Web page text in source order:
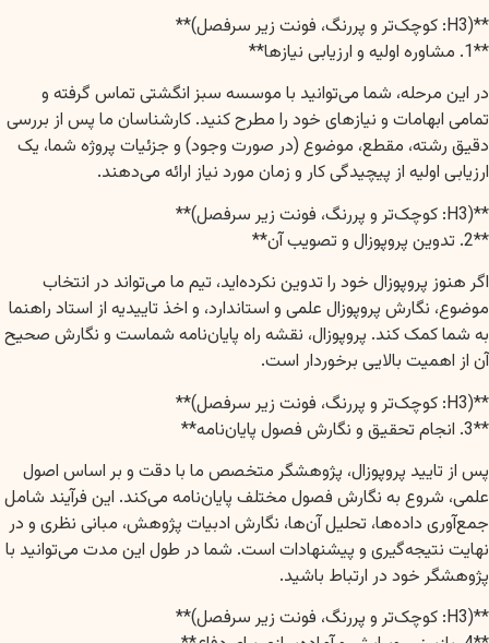
**(H3: کوچک‌تر و پررنگ، فونت زیر سرفصل)**
**1. مشاوره اولیه و ارزیابی نیازها**
در این مرحله، شما می‌توانید با موسسه سبز انگشتی تماس گرفته و
تمامی ابهامات و نیازهای خود را مطرح کنید. کارشناسان ما پس از بررسی
دقیق رشته، مقطع، موضوع (در صورت وجود) و جزئیات پروژه شما، یک
ارزیابی اولیه از پیچیدگی کار و زمان مورد نیاز ارائه می‌دهند.
**(H3: کوچک‌تر و پررنگ، فونت زیر سرفصل)**
**2. تدوین پروپوزال و تصویب آن**
اگر هنوز پروپوزال خود را تدوین نکرده‌اید، تیم ما می‌تواند در انتخاب
موضوع، نگارش پروپوزال علمی و استاندارد، و اخذ تاییدیه از استاد راهنما
به شما کمک کند. پروپوزال، نقشه راه پایان‌نامه شماست و نگارش صحیح
آن از اهمیت بالایی برخوردار است.
**(H3: کوچک‌تر و پررنگ، فونت زیر سرفصل)**
**3. انجام تحقیق و نگارش فصول پایان‌نامه**
پس از تایید پروپوزال، پژوهشگر متخصص ما با دقت و بر اساس اصول
علمی، شروع به نگارش فصول مختلف پایان‌نامه می‌کند. این فرآیند شامل
جمع‌آوری داده‌ها، تحلیل آن‌ها، نگارش ادبیات پژوهش، مبانی نظری و در
نهایت نتیجه‌گیری و پیشنهادات است. شما در طول این مدت می‌توانید با
پژوهشگر خود در ارتباط باشید.
**(H3: کوچک‌تر و پررنگ، فونت زیر سرفصل)**